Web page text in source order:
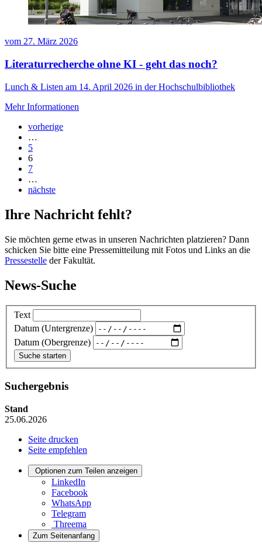
vom 27. März 2026
Literaturrecherche ohne KI - geht das noch?
Lunch & Listen am 14. April 2026 in der Hochschulbibliothek
Mehr Informationen
vorherige
…
5
6
7
…
nächste
Ihre Nachricht fehlt?
Sie möchten gerne etwas in unseren Nachrichten platzieren? Dann
schicken Sie bitte eine Pressemitteilung mit Fotos und Links an die
Pressestelle der Fakultät.
News-Suche
Text
Datum (Untergrenze)
Datum (Obergrenze)
Suchergebnis
Stand
25.06.2026
Seite drucken
Seite empfehlen
Optionen zum Teilen anzeigen
LinkedIn
Facebook
WhatsApp
Telegram
Threema
Zum Seitenanfang